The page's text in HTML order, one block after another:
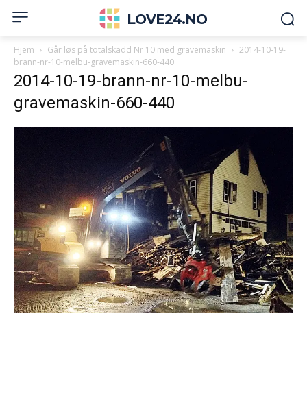
LOVE24.NO
Hjem Går løs på totalskadd Nr 10 med gravemaskin
2014-10-19-
brann-nr-10-melbu-gravemaskin-660-440
2014-10-19-brann-nr-10-melbu-
gravemaskin-660-440